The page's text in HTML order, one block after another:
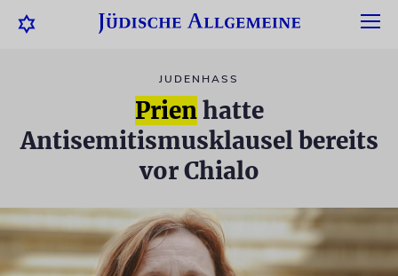
JUDENHASS
Prienhatte
Antisemitismusklausel bereits
vor Chialo